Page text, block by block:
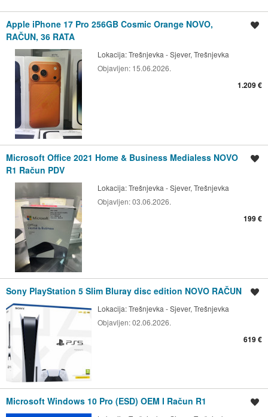
Apple iPhone 17 Pro 256GB Cosmic Orange NOVO,
RAČUN, 36 RATA
Lokacija:Trešnjevka - Sjever, Trešnjevka
Objavljen: 15.06.2026.
1.209 €
Microsoft Office 2021 Home & Business Medialess NOVO
R1 Račun PDV
Lokacija:Trešnjevka - Sjever, Trešnjevka
Objavljen:03.06.2026.
199 €
Sony PlayStation 5 Slim Bluray disc edition NOVO RAČUN
Lokacija:Trešnjevka - Sjever, Trešnjevka
Objavljen:02.06.2026.
619 €
Microsoft Windows 10 Pro (ESD) OEM I Račun R1